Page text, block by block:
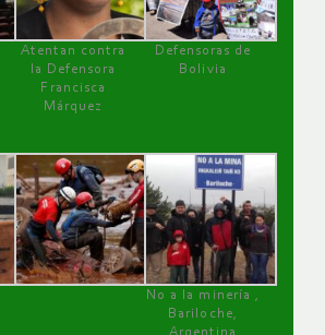
Atentan contra
la Defensora
Francisca
Márquez
Defensoras de
Bolivia
No a la minería ,
Bariloche,